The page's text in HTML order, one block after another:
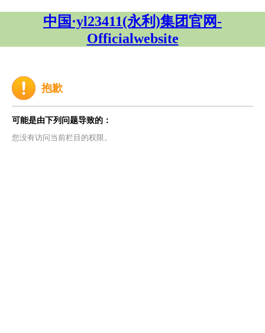
中国·yl23411(永利)集团官网-
Officialwebsite
抱歉
可能是由下列问题导致的：
您没有访问当前栏目的权限。